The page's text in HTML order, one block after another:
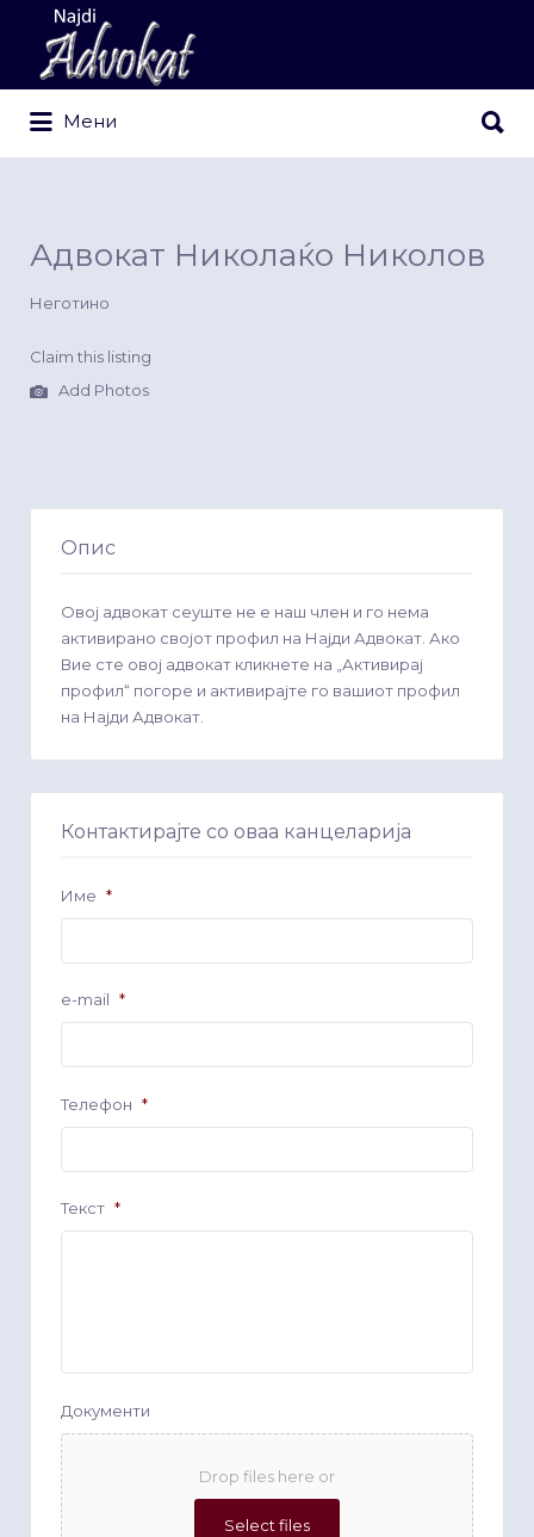
Search
for:
Мени
for:
Адвокат Николаќо Николов
Неготино
Claim this listing
Add Photos
Опис
Овој адвокат сеуште не е наш член и го нема
активирано својот профил на Најди Адвокат. Ако
Вие сте овој адвокат кликнете на „Активирај
профил“ погоре и активирајте го вашиот профил
на Најди Адвокат.
Контактирајте со оваа канцеларија
Име *
e-mail *
Телефон *
Текст *
Документи
Drop files here or
Select files